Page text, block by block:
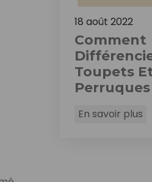
18 août 2022
Comment
Toupets
Perruques
En savoir plus